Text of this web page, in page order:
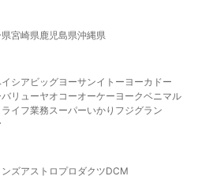
県宮崎県鹿児島県沖縄県
シア ビッグヨーサンイトーヨーカドー
リューヤオコーオーケー ヨークベニマル
ライフ業務スーパーいかり フジグラン
ズアストロプロダクツDCM